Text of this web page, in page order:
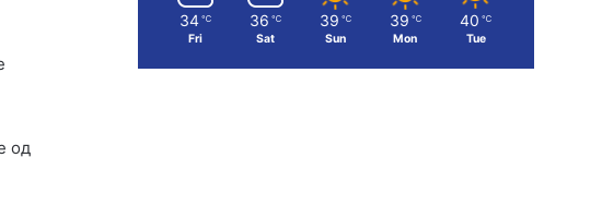
од
34 ℃
Fri
36 ℃
Sat
39 ℃
Sun
39 ℃
Mon
40 ℃
Tue